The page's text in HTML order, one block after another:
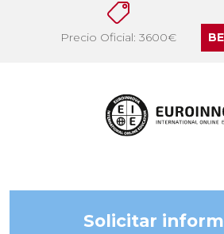
Precio Oficial: 3600€
Solicitar